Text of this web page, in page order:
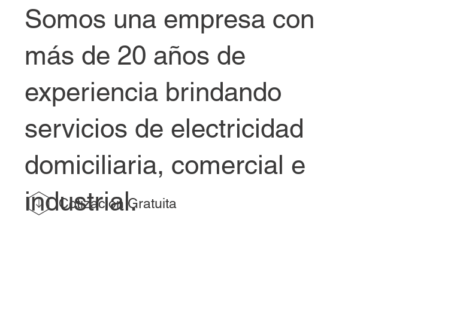
Somos una empresa con
más de 20 años de
experiencia brindando
servicios de electricidad
domiciliaria, comercial e
industrial.
Cotización Gratuita